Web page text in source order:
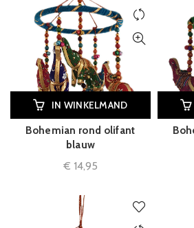
IN WINKELMAND
Bohemian rond olifant
blauw
€ 14,95